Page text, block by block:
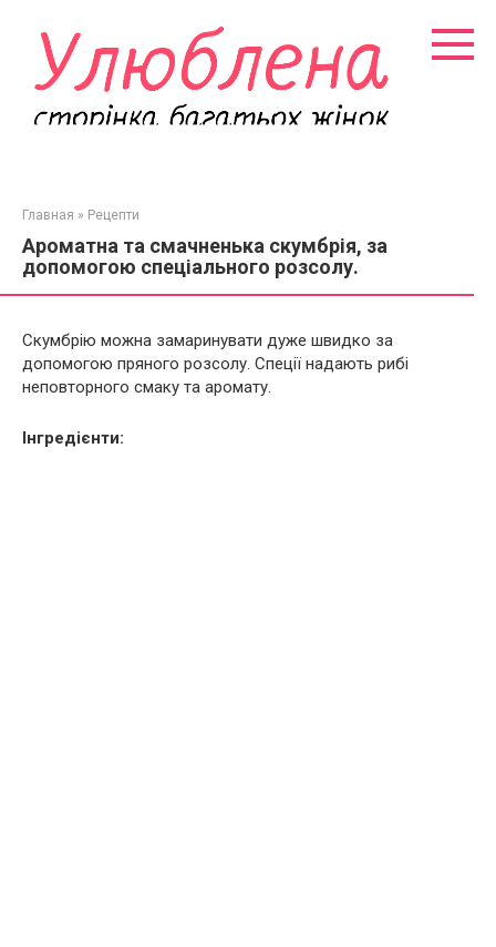
контенту
Главная » Рецепти
Ароматна та смачненька скумбрія, за
допомогою спеціального розсолу.
Скумбрію можна замаринувати дуже швидко за
допомогою пряного розсолу. Спеції надають рибі
неповторного смаку та аромату.
Інгредієнти: